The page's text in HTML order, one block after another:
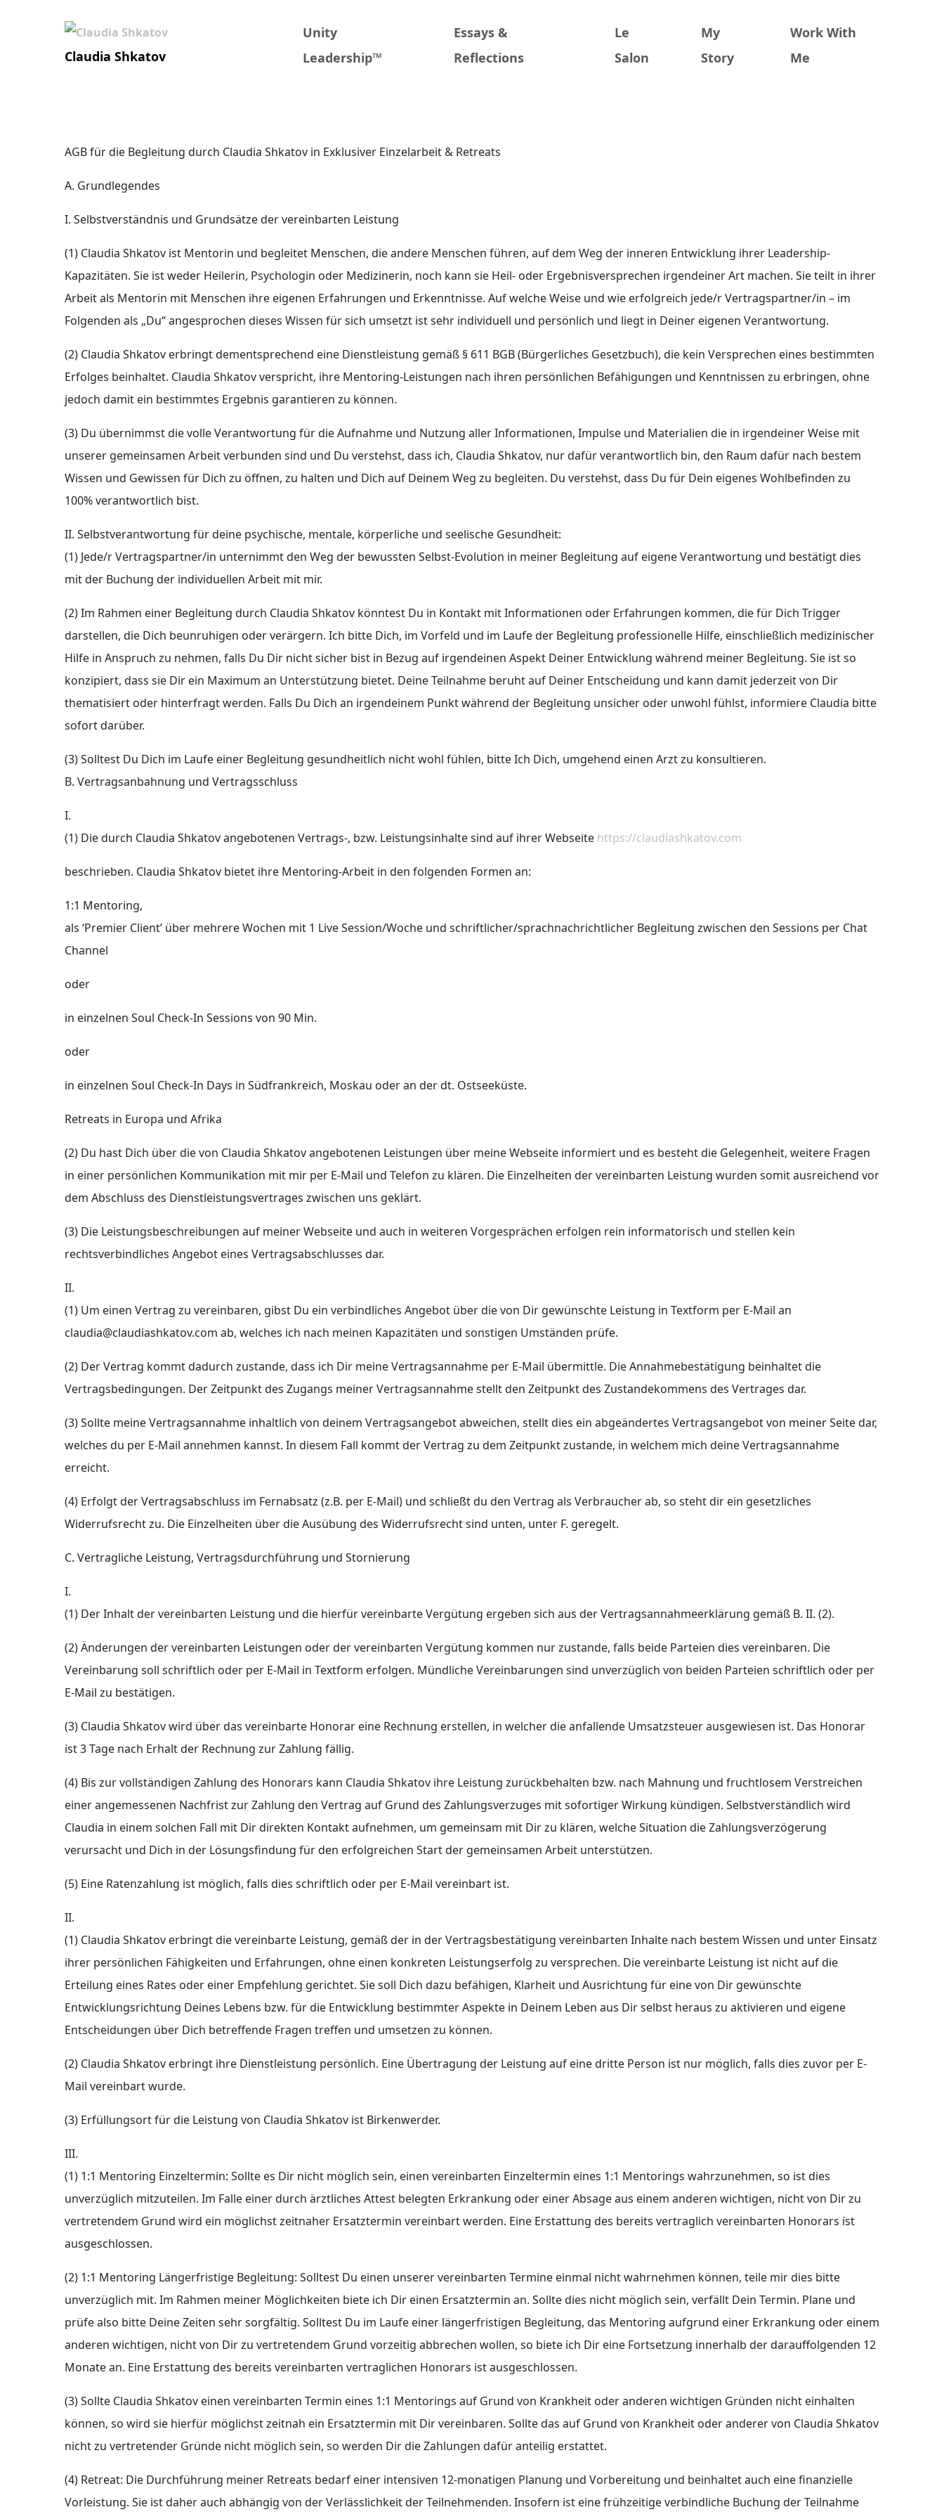
Claudia Shkatov
Unity
Leadership™
Essays &
Reflections
Le
Salon
My
Story
Work With
Me
AGB für die Begleitung durch Claudia Shkatov in Exklusiver Einzelarbeit & Retreats
A. Grundlegendes
I. Selbstverständnis und Grundsätze der vereinbarten Leistung
(1) Claudia Shkatov ist Mentorin und begleitet Menschen, die andere Menschen führen, auf dem Weg der inneren Entwicklung ihrer Leadership-
Kapazitäten. Sie ist weder Heilerin, Psychologin oder Medizinerin, noch kann sie Heil- oder Ergebnisversprechen irgendeiner Art machen. Sie teilt in ihrer
Arbeit als Mentorin mit Menschen ihre eigenen Erfahrungen und Erkenntnisse. Auf welche Weise und wie erfolgreich jede/r Vertragspartner/in – im
Folgenden als „Du“ angesprochen dieses Wissen für sich umsetzt ist sehr individuell und persönlich und liegt in Deiner eigenen Verantwortung.
(2) Claudia Shkatov erbringt dementsprechend eine Dienstleistung gemäß § 611 BGB (Bürgerliches Gesetzbuch), die kein Versprechen eines bestimmten
Erfolges beinhaltet. Claudia Shkatov verspricht, ihre Mentoring-Leistungen nach ihren persönlichen Befähigungen und Kenntnissen zu erbringen, ohne
jedoch damit ein bestimmtes Ergebnis garantieren zu können.
(3) Du übernimmst die volle Verantwortung für die Aufnahme und Nutzung aller Informationen, Impulse und Materialien die in irgendeiner Weise mit
unserer gemeinsamen Arbeit verbunden sind und Du verstehst, dass ich, Claudia Shkatov, nur dafür verantwortlich bin, den Raum dafür nach bestem
Wissen und Gewissen für Dich zu öffnen, zu halten und Dich auf Deinem Weg zu begleiten. Du verstehst, dass Du für Dein eigenes Wohlbefinden zu
100% verantwortlich bist.
II. Selbstverantwortung für deine psychische, mentale, körperliche und seelische Gesundheit:
(1) Jede/r Vertragspartner/in unternimmt den Weg der bewussten Selbst-Evolution in meiner Begleitung auf eigene Verantwortung und bestätigt dies
mit der Buchung der individuellen Arbeit mit mir.
(2) Im Rahmen einer Begleitung durch Claudia Shkatov könntest Du in Kontakt mit Informationen oder Erfahrungen kommen, die für Dich Trigger
darstellen, die Dich beunruhigen oder verärgern. Ich bitte Dich, im Vorfeld und im Laufe der Begleitung professionelle Hilfe, einschließlich medizinischer
Hilfe in Anspruch zu nehmen, falls Du Dir nicht sicher bist in Bezug auf irgendeinen Aspekt Deiner Entwicklung während meiner Begleitung. Sie ist so
konzipiert, dass sie Dir ein Maximum an Unterstützung bietet. Deine Teilnahme beruht auf Deiner Entscheidung und kann damit jederzeit von Dir
thematisiert oder hinterfragt werden. Falls Du Dich an irgendeinem Punkt während der Begleitung unsicher oder unwohl fühlst, informiere Claudia bitte
sofort darüber.
(3) Solltest Du Dich im Laufe einer Begleitung gesundheitlich nicht wohl fühlen, bitte Ich Dich, umgehend einen Arzt zu konsultieren.
B. Vertragsanbahnung und Vertragsschluss
I.
(1) Die durch Claudia Shkatov angebotenen Vertrags-, bzw. Leistungsinhalte sind auf ihrer Webseite https://claudiashkatov.com
beschrieben. Claudia Shkatov bietet ihre Mentoring-Arbeit in den folgenden Formen an:
1:1 Mentoring,
als ‘Premier Client’ über mehrere Wochen mit 1 Live Session/Woche und schriftlicher/sprachnachrichtlicher Begleitung zwischen den Sessions per Chat
Channel
oder
in einzelnen Soul Check-In Sessions von 90 Min.
oder
in einzelnen Soul Check-In Days in Südfrankreich, Moskau oder an der dt. Ostseeküste.
Retreats in Europa und Afrika
(2) Du hast Dich über die von Claudia Shkatov angebotenen Leistungen über meine Webseite informiert und es besteht die Gelegenheit, weitere Fragen
in einer persönlichen Kommunikation mit mir per E-Mail und Telefon zu klären. Die Einzelheiten der vereinbarten Leistung wurden somit ausreichend vor
dem Abschluss des Dienstleistungsvertrages zwischen uns geklärt.
(3) Die Leistungsbeschreibungen auf meiner Webseite und auch in weiteren Vorgesprächen erfolgen rein informatorisch und stellen kein
rechtsverbindliches Angebot eines Vertragsabschlusses dar.
II.
(1) Um einen Vertrag zu vereinbaren, gibst Du ein verbindliches Angebot über die von Dir gewünschte Leistung in Textform per E-Mail an
claudia@claudiashkatov.com ab, welches ich nach meinen Kapazitäten und sonstigen Umständen prüfe.
(2) Der Vertrag kommt dadurch zustande, dass ich Dir meine Vertragsannahme per E-Mail übermittle. Die Annahmebestätigung beinhaltet die
Vertragsbedingungen. Der Zeitpunkt des Zugangs meiner Vertragsannahme stellt den Zeitpunkt des Zustandekommens des Vertrages dar.
(3) Sollte meine Vertragsannahme inhaltlich von deinem Vertragsangebot abweichen, stellt dies ein abgeändertes Vertragsangebot von meiner Seite dar,
welches du per E-Mail annehmen kannst. In diesem Fall kommt der Vertrag zu dem Zeitpunkt zustande, in welchem mich deine Vertragsannahme
erreicht.
(4) Erfolgt der Vertragsabschluss im Fernabsatz (z.B. per E-Mail) und schließt du den Vertrag als Verbraucher ab, so steht dir ein gesetzliches
Widerrufsrecht zu. Die Einzelheiten über die Ausübung des Widerrufsrecht sind unten, unter F. geregelt.
C. Vertragliche Leistung, Vertragsdurchführung und Stornierung
I.
(1) Der Inhalt der vereinbarten Leistung und die hierfür vereinbarte Vergütung ergeben sich aus der Vertragsannahmeerklärung gemäß B. II. (2).
(2) Änderungen der vereinbarten Leistungen oder der vereinbarten Vergütung kommen nur zustande, falls beide Parteien dies vereinbaren. Die
Vereinbarung soll schriftlich oder per E-Mail in Textform erfolgen. Mündliche Vereinbarungen sind unverzüglich von beiden Parteien schriftlich oder per
E-Mail zu bestätigen.
(3) Claudia Shkatov wird über das vereinbarte Honorar eine Rechnung erstellen, in welcher die anfallende Umsatzsteuer ausgewiesen ist. Das Honorar
ist 3 Tage nach Erhalt der Rechnung zur Zahlung fällig.
(4) Bis zur vollständigen Zahlung des Honorars kann Claudia Shkatov ihre Leistung zurückbehalten bzw. nach Mahnung und fruchtlosem Verstreichen
einer angemessenen Nachfrist zur Zahlung den Vertrag auf Grund des Zahlungsverzuges mit sofortiger Wirkung kündigen. Selbstverständlich wird
Claudia in einem solchen Fall mit Dir direkten Kontakt aufnehmen, um gemeinsam mit Dir zu klären, welche Situation die Zahlungsverzögerung
verursacht und Dich in der Lösungsfindung für den erfolgreichen Start der gemeinsamen Arbeit unterstützen.
(5) Eine Ratenzahlung ist möglich, falls dies schriftlich oder per E-Mail vereinbart ist.
II.
(1) Claudia Shkatov erbringt die vereinbarte Leistung, gemäß der in der Vertragsbestätigung vereinbarten Inhalte nach bestem Wissen und unter Einsatz
ihrer persönlichen Fähigkeiten und Erfahrungen, ohne einen konkreten Leistungserfolg zu versprechen. Die vereinbarte Leistung ist nicht auf die
Erteilung eines Rates oder einer Empfehlung gerichtet. Sie soll Dich dazu befähigen, Klarheit und Ausrichtung für eine von Dir gewünschte
Entwicklungsrichtung Deines Lebens bzw. für die Entwicklung bestimmter Aspekte in Deinem Leben aus Dir selbst heraus zu aktivieren und eigene
Entscheidungen über Dich betreffende Fragen treffen und umsetzen zu können.
(2) Claudia Shkatov erbringt ihre Dienstleistung persönlich. Eine Übertragung der Leistung auf eine dritte Person ist nur möglich, falls dies zuvor per E-
Mail vereinbart wurde.
(3) Erfüllungsort für die Leistung von Claudia Shkatov ist Birkenwerder.
III.
(1) 1:1 Mentoring Einzeltermin: Sollte es Dir nicht möglich sein, einen vereinbarten Einzeltermin eines 1:1 Mentorings wahrzunehmen, so ist dies
unverzüglich mitzuteilen. Im Falle einer durch ärztliches Attest belegten Erkrankung oder einer Absage aus einem anderen wichtigen, nicht von Dir zu
vertretendem Grund wird ein möglichst zeitnaher Ersatztermin vereinbart werden. Eine Erstattung des bereits vertraglich vereinbarten Honorars ist
ausgeschlossen.
(2) 1:1 Mentoring Längerfristige Begleitung: Solltest Du einen unserer vereinbarten Termine einmal nicht wahrnehmen können, teile mir dies bitte
unverzüglich mit. Im Rahmen meiner Möglichkeiten biete ich Dir einen Ersatztermin an. Sollte dies nicht möglich sein, verfällt Dein Termin. Plane und
prüfe also bitte Deine Zeiten sehr sorgfältig. Solltest Du im Laufe einer längerfristigen Begleitung, das Mentoring aufgrund einer Erkrankung oder einem
anderen wichtigen, nicht von Dir zu vertretendem Grund vorzeitig abbrechen wollen, so biete ich Dir eine Fortsetzung innerhalb der darauffolgenden 12
Monate an. Eine Erstattung des bereits vereinbarten vertraglichen Honorars ist ausgeschlossen.
(3) Sollte Claudia Shkatov einen vereinbarten Termin eines 1:1 Mentorings auf Grund von Krankheit oder anderen wichtigen Gründen nicht einhalten
können, so wird sie hierfür möglichst zeitnah ein Ersatztermin mit Dir vereinbaren. Sollte das auf Grund von Krankheit oder anderer von Claudia Shkatov
nicht zu vertretender Gründe nicht möglich sein, so werden Dir die Zahlungen dafür anteilig erstattet.
(4) Retreat: Die Durchführung meiner Retreats bedarf einer intensiven 12-monatigen Planung und Vorbereitung und beinhaltet auch eine finanzielle
Vorleistung. Sie ist daher auch abhängig von der Verlässlichkeit der Teilnehmenden. Insofern ist eine frühzeitige verbindliche Buchung der Teilnahme